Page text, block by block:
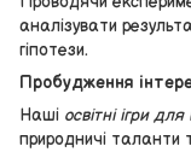
аналізувати
гіпотези.
Пробудження
Наші освітні ігри
природничі